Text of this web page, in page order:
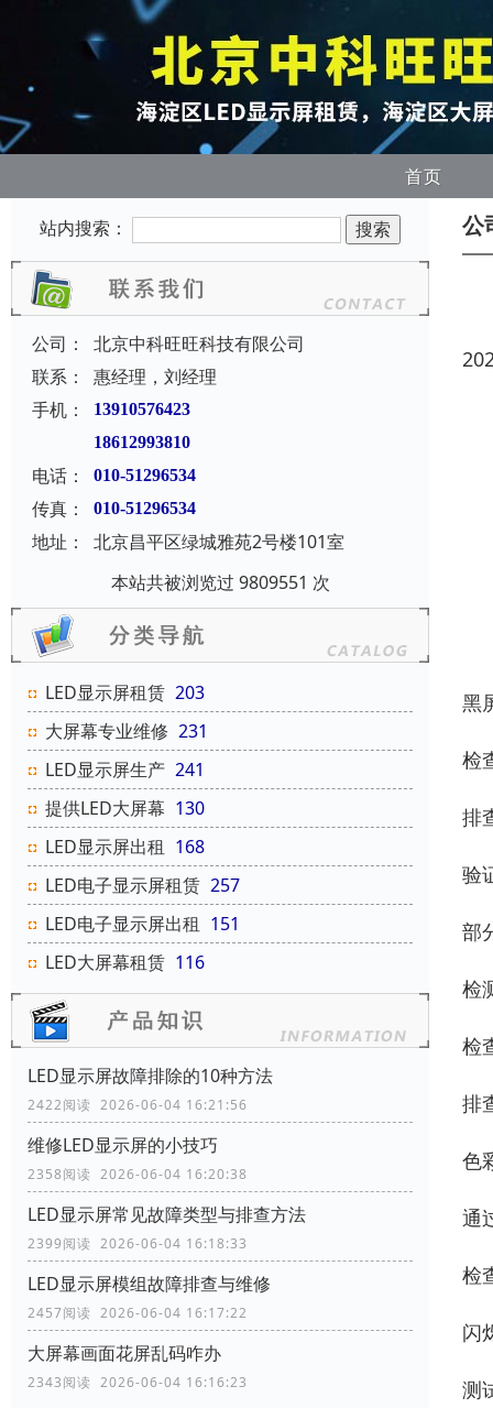
首页
站内搜索：
公司：
北京中科旺旺科技有限公司
联系：
惠经理，刘经理
手机：
13910576423
18612993810
电话： 010-51296534
传真： 010-51296534
地址：
北京昌平区绿城雅苑2号楼101室
本站共被浏览过 9809551 次
LED显示屏租赁 203
大屏幕专业维修 231
LED显示屏生产 241
提供LED大屏幕 130
LED显示屏出租 168
LED电子显示屏租赁 257
LED电子显示屏出租 151
LED大屏幕租赁 116
LED显示屏故障排除的10种方法
2422阅读 2026-06-04 16:21:56
维修LED显示屏的小技巧
2358阅读 2026-06-04 16:20:38
LED显示屏常见故障类型与排查方法
2399阅读 2026-06-04 16:18:33
LED显示屏模组故障排查与维修
2457阅读 2026-06-04 16:17:22
大屏幕画面花屏乱码咋办
2343阅读 2026-06-04 16:16:23
公
黑
检
排
验
部
检
检
排
色
通
检
闪
测